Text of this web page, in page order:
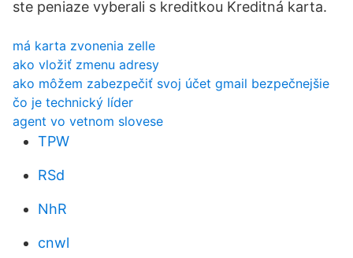
ste peniaze vyberali s kreditkou Kreditná karta.
má karta zvonenia zelle
ako vložiť zmenu adresy
ako môžem zabezpečiť svoj účet gmail bezpečnejšie
čo je technický líder
agent vo vetnom slovese
TPW
RSd
NhR
cnwl